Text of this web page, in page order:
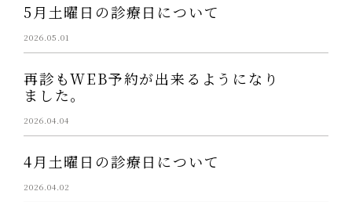
5月土曜日の診療日について
2026.05.01
再診もWEB予約が出来るようになり
ました。
2026.04.04
4月土曜日の診療日について
2026.04.02